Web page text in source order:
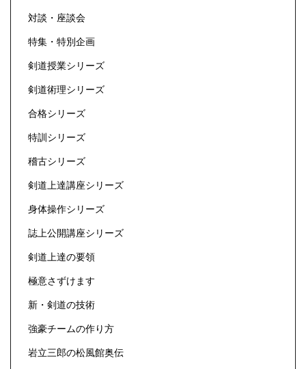
対談・座談会
特集・特別企画
剣道授業シリーズ
剣道術理シリーズ
合格シリーズ
特訓シリーズ
稽古シリーズ
剣道上達講座シリーズ
身体操作シリーズ
誌上公開講座シリーズ
剣道上達の要領
極意さずけます
新・剣道の技術
強豪チームの作り方
岩立三郎の松風館奥伝